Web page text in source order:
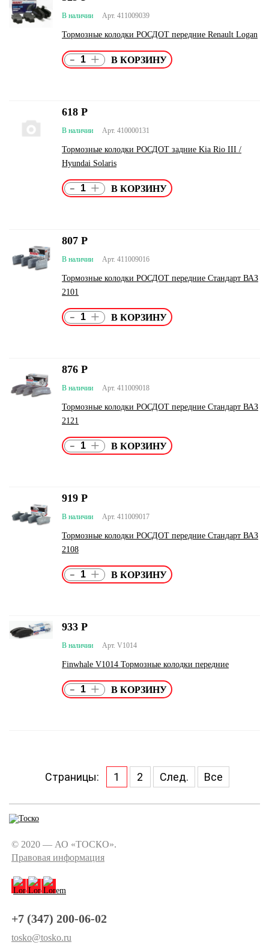
Арт. 411009039
В наличии
Тормозные колодки РОСДОТ передние Renault Logan
- +
Арт. 410000131
В наличии
Тормозные колодки РОСДОТ задние Kia Rio III /
Hyundai Solaris
618 Р
- +
Арт. 411009016
В наличии
Тормозные колодки РОСДОТ передние Стандарт ВАЗ
2101
807 Р
- +
Арт. 411009018
В наличии
Тормозные колодки РОСДОТ передние Стандарт ВАЗ
2121
876 Р
- +
Арт. 411009017
В наличии
Тормозные колодки РОСДОТ передние Стандарт ВАЗ
2108
919 Р
- +
Арт. V1014
В наличии
Finwhale V1014 Тормозные колодки передние
933 Р
- +
Страницы: 1 2 След. Все
© 2020 — АО «ТОСКО».
Правовая информация
+7 (347) 200-06-02
tosko@tosko.ru